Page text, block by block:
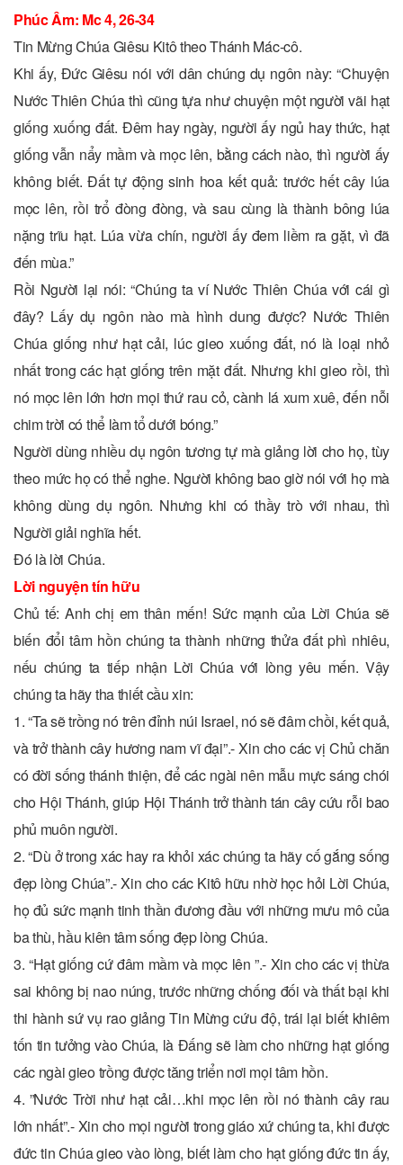
Phúc Âm: Mc 4, 26-34
Tin Mừng Chúa Giêsu Kitô theo Thánh Mác-cô.
Khi ấy, Ðức Giêsu nói với dân chúng dụ ngôn này: “Chuyện
Nước Thiên Chúa thì cũng tựa như chuyện một người vãi hạt
giống xuống đất. Ðêm hay ngày, người ấy ngủ hay thức, hạt
giống vẫn nẩy mầm và mọc lên, bằng cách nào, thì người ấy
không biết. Ðất tự động sinh hoa kết quả: trước hết cây lúa
mọc lên, rồi trổ đòng đòng, và sau cùng là thành bông lúa
nặng trĩu hạt. Lúa vừa chín, người ấy đem liềm ra gặt, vì đã
đến mùa.”
Rồi Người lại nói: “Chúng ta ví Nước Thiên Chúa với cái gì
đây? Lấy dụ ngôn nào mà hình dung được? Nước Thiên
Chúa giống như hạt cải, lúc gieo xuống đất, nó là loại nhỏ
nhất trong các hạt giống trên mặt đất. Nhưng khi gieo rồi, thì
nó mọc lên lớn hơn mọi thứ rau cỏ, cành lá xum xuê, đến nỗi
chim trời có thể làm tổ dưới bóng.”
Người dùng nhiều dụ ngôn tương tự mà giảng lời cho họ, tùy
theo mức họ có thể nghe. Người không bao giờ nói với họ mà
không dùng dụ ngôn. Nhưng khi có thầy trò với nhau, thì
Người giải nghĩa hết.
Ðó là lời Chúa.
Lời nguyện tín hữu
Chủ tế: Anh chị em thân mến! Sức mạnh của Lời Chúa sẽ
biến đổi tâm hồn chúng ta thành những thửa đất phì nhiêu,
nếu chúng ta tiếp nhận Lời Chúa với lòng yêu mến. Vậy
chúng ta hãy tha thiết cầu xin:
1. “Ta sẽ trồng nó trên đỉnh núi Israel, nó sẽ đâm chồi, kết quả,
và trở thành cây hương nam vĩ đại”.- Xin cho các vị Chủ chăn
có đời sống thánh thiện, để các ngài nên mẫu mực sáng chói
cho Hội Thánh, giúp Hội Thánh trở thành tán cây cứu rỗi bao
phủ muôn người.
2. “Dù ở trong xác hay ra khỏi xác chúng ta hãy cố gắng sống
đẹp lòng Chúa”.- Xin cho các Kitô hữu nhờ học hỏi Lời Chúa,
họ đủ sức mạnh tinh thần đương đầu với những mưu mô của
ba thù, hầu kiên tâm sống đẹp lòng Chúa.
3. “Hạt giống cứ đâm mầm và mọc lên ”.- Xin cho các vị thừa
sai không bị nao núng, trước những chống đối và thất bại khi
thi hành sứ vụ rao giảng Tin Mừng cứu độ, trái lại biết khiêm
tốn tin tưởng vào Chúa, là Đấng sẽ làm cho những hạt giống
các ngài gieo trồng được tăng triển nơi mọi tâm hồn.
4. ”Nước Trời như hạt cải…khi mọc lên rồi nó thành cây rau
lớn nhất”.- Xin cho mọi người trong giáo xứ chúng ta, khi được
đức tin Chúa gieo vào lòng, biết làm cho hạt giống đức tin ấy,